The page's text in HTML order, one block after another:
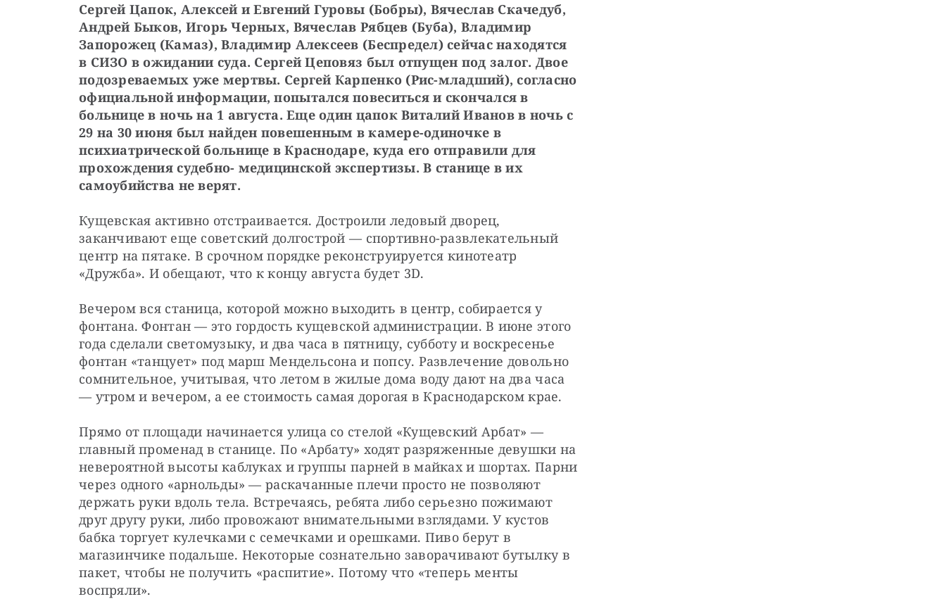
Сергей Цапок, Алексей и Евгений Гуровы (Бобры), Вячеслав Скачедуб,
Андрей Быков, Игорь Черных, Вячеслав Рябцев (Буба), Владимир
Запорожец (Камаз), Владимир Алексеев (Беспредел) сейчас находятся
в СИЗО в ожидании суда. Сергей Цеповяз был отпущен под залог. Двое
подозреваемых уже мертвы. Сергей Карпенко (Рис-младший), согласно
официальной информации, попытался повеситься и скончался в
больнице в ночь на 1 августа. Еще один цапок Виталий Иванов в ночь с
29 на 30 июня был найден повешенным в камере-одиночке в
психиатрической больнице в Краснодаре, куда его отправили для
прохождения судебно- медицинской экспертизы. В станице в их
самоубийства не верят.
Кущевская активно отстраивается. Достроили ледовый дворец,
заканчивают еще советский долгострой — спортивно-развлекательный
центр на пятаке. В срочном порядке реконструируется кинотеатр
«Дружба». И обещают, что к концу августа будет 3D.
Вечером вся станица, которой можно выходить в центр, собирается у
фонтана. Фонтан — это гордость кущевской администрации. В июне этого
года сделали светомузыку, и два часа в пятницу, субботу и воскресенье
фонтан «танцует» под марш Мендельсона и попсу. Развлечение довольно
сомнительное, учитывая, что летом в жилые дома воду дают на два часа
— утром и вечером, а ее стоимость самая дорогая в Краснодарском крае.
Прямо от площади начинается улица со стелой «Кущевский Арбат» —
главный променад в станице. По «Арбату» ходят разряженные девушки на
невероятной высоты каблуках и группы парней в майках и шортах. Парни
через одного «арнольды» — раскачанные плечи просто не позволяют
держать руки вдоль тела. Встречаясь, ребята либо серьезно пожимают
друг другу руки, либо провожают внимательными взглядами. У кустов
бабка торгует кулечками с семечками и орешками. Пиво берут в
магазинчике подальше. Некоторые сознательно заворачивают бутылку в
пакет, чтобы не получить «распитие». Потому что «теперь менты
воспряли».